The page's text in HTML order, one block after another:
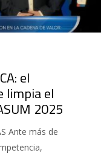
el
limpia el
2025
Ante más de